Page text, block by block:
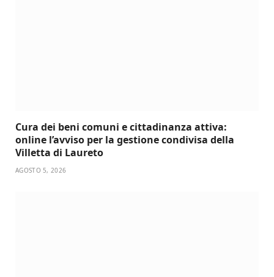
Cura dei beni comuni e cittadinanza attiva:
online l’avviso per la gestione condivisa della
Villetta di Laureto
AGOSTO 5, 2026